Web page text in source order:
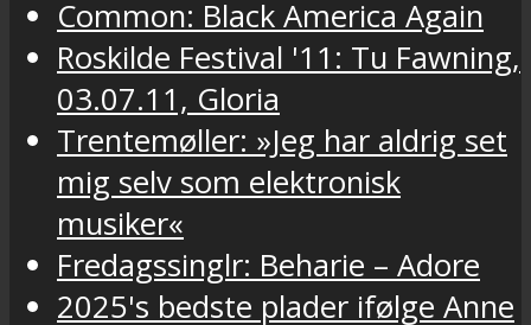
Common: Black America Again
Roskilde Festival '11: Tu Fawning,
03.07.11, Gloria
Trentemøller: »Jeg har aldrig set
mig selv som elektronisk
musiker«
Fredagssinglr: Beharie – Adore
2025's bedste plader ifølge Anne